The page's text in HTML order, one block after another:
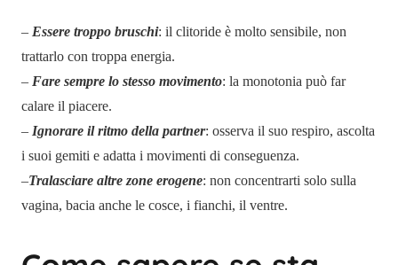
– Essere troppo bruschi: il clitoride è molto sensibile, non
trattarlo con troppa energia.
– Fare sempre lo stesso movimento: la monotonia può far
calare il piacere.
– Ignorare il ritmo della partner: osserva il suo respiro, ascolta
i suoi gemiti e adatta i movimenti di conseguenza.
–Tralasciare altre zone erogene: non concentrarti solo sulla
vagina, bacia anche le cosce, i fianchi, il ventre.